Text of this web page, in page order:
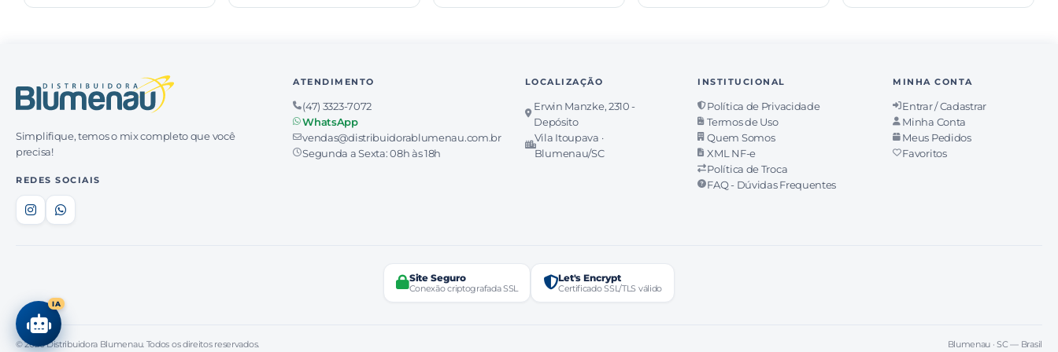
Simplifique, temos o mix completo que você
precisa!
REDES SOCIAIS
ATENDIMENTO
(47) 3323-7072
WhatsApp
vendas@distribuidorablumenau.com.br
Segunda a Sexta: 08h às 18h
LOCALIZAÇÃO
Erwin Manzke, 2310 -
Depósito
Vila Itoupava ·
Blumenau/SC
INSTITUCIONAL
Política de Privacidade
Termos de Uso
Quem Somos
XML NF-e
Política de Troca
FAQ - Dúvidas Frequentes
MINHA CONTA
Entrar / Cadastrar
Minha Conta
Meus Pedidos
Favoritos
Site Seguro
Conexão criptografada SSL
Let's Encrypt
Certificado SSL/TLS válido
© 2026 Distribuidora Blumenau. Todos os direitos reservados. Blumenau · SC — Brasil
IA